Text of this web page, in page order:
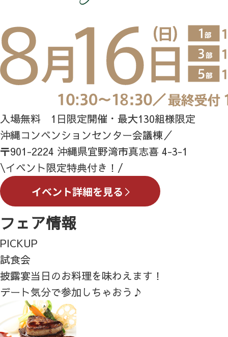
入場無料 1日限定開催・最大130組様限定
沖縄コンベンションセンター会議棟／
〒901-2224 沖縄県宜野湾市真志喜 4-3-1
\イベント限定特典付き！/
フェア情報
PICKUP
試食会
披露宴当日のお料理を味わえます！
デート気分で参加しちゃおう♪